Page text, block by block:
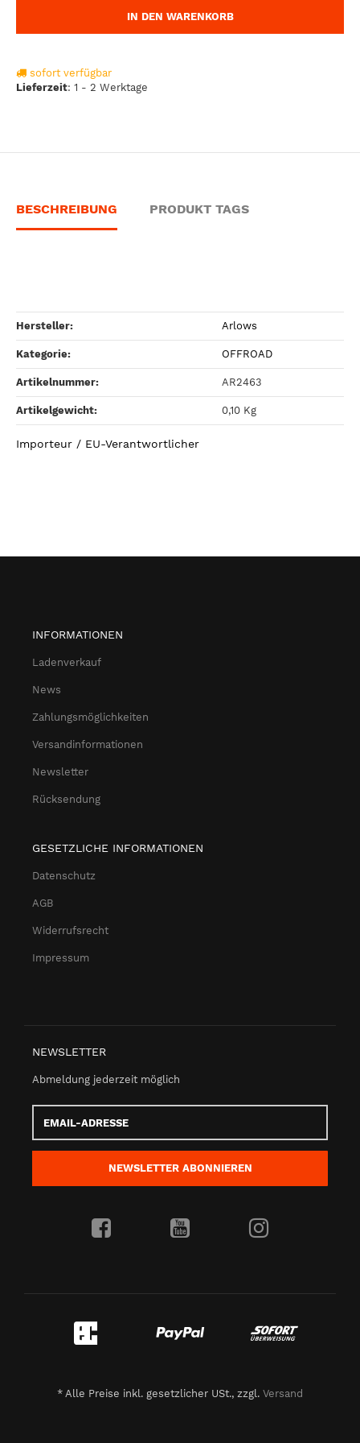
IN DEN WARENKORB
sofort verfügbar
Lieferzeit: 1 - 2 Werktage
BESCHREIBUNG PRODUKT TAGS
Hersteller: Arlows
Kategorie: OFFROAD
Artikelnummer: AR2463
Artikelgewicht‍: 0,10 Kg
Importeur / EU-Verantwortlicher
INFORMATIONEN
Ladenverkauf
News
Zahlungsmöglichkeiten
Versandinformationen
Newsletter
Rücksendung
GESETZLICHE INFORMATIONEN
Datenschutz
AGB
Widerrufsrecht
Impressum
NEWSLETTER
Abmeldung jederzeit möglich
Adresse
NEWSLETTER ABONNIEREN
* Alle Preise inkl. gesetzlicher USt., zzgl. Versand